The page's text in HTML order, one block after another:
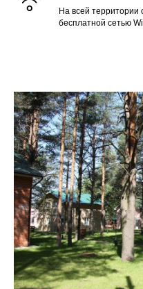
На всей территории
бесплатной сетью